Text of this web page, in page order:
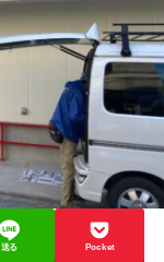
送る Pocket